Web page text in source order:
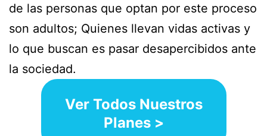
de las personas que optan por este proceso
son adultos; Quienes llevan vidas activas y
lo que buscan es pasar desapercibidos ante
la sociedad.
Ver Todos Nuestros
Planes >